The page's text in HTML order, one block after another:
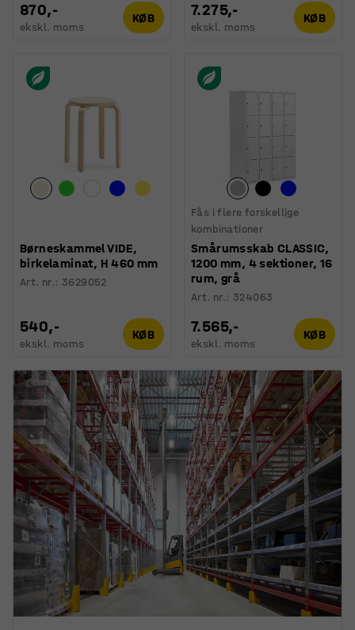
870,-
ekskl. moms
KØB 7.275,-
ekskl. moms
KØB
Børneskammel VIDE,
birkelaminat, H 460 mm
Art. nr.: 3629052
540,-
ekskl. moms
KØB
Fås i flere forskellige
kombinationer
Smårumsskab CLASSIC,
1200 mm, 4 sektioner, 16
rum, grå
Art. nr.: 324063
7.565,-
ekskl. moms
KØB